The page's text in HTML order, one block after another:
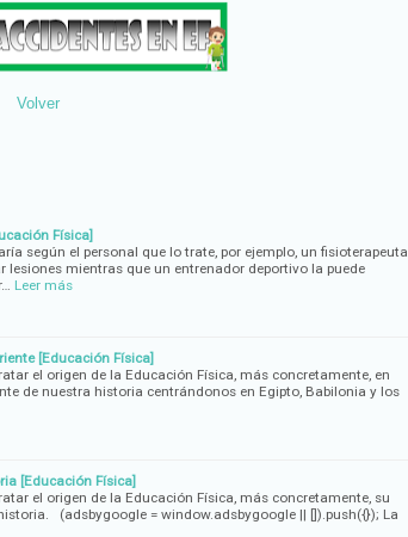
Volver
Física]
según el personal que lo trate, por ejemplo, un fisioterapeuta
lesiones mientras que un entrenador deportivo la puede
Leer más
[Educación Física]
el origen de la Educación Física, más concretamente, en
de nuestra historia centrándonos en Egipto, Babilonia y los
[Educación Física]
el origen de la Educación Física, más concretamente, su
(adsbygoogle = window.adsbygoogle || []).push({}); La